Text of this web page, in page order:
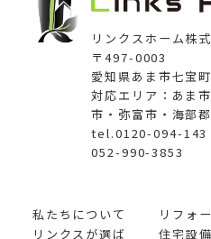
リンクスホーム株
〒497-0003
愛知県あま市七宝
対応エリア：あま
市・弥富市・海部郡
tel.0120-094-143
052-990-3853
私たちについて
リンクスが選ば
リフォ
住宅設備